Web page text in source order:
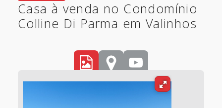
Casa à venda no Condomínio
Colline Di Parma em Valinhos